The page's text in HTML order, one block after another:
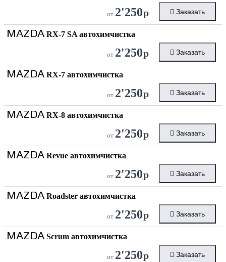
от 2'250р Заказать
MAZDA RX-7 SA автохимчистка
от 2'250р Заказать
MAZDA RX-7 автохимчистка
от 2'250р Заказать
MAZDA RX-8 автохимчистка
от 2'250р Заказать
MAZDA Revue автохимчистка
от 2'250р Заказать
MAZDA Roadster автохимчистка
от 2'250р Заказать
MAZDA Scrum автохимчистка
от 2'250р Заказать